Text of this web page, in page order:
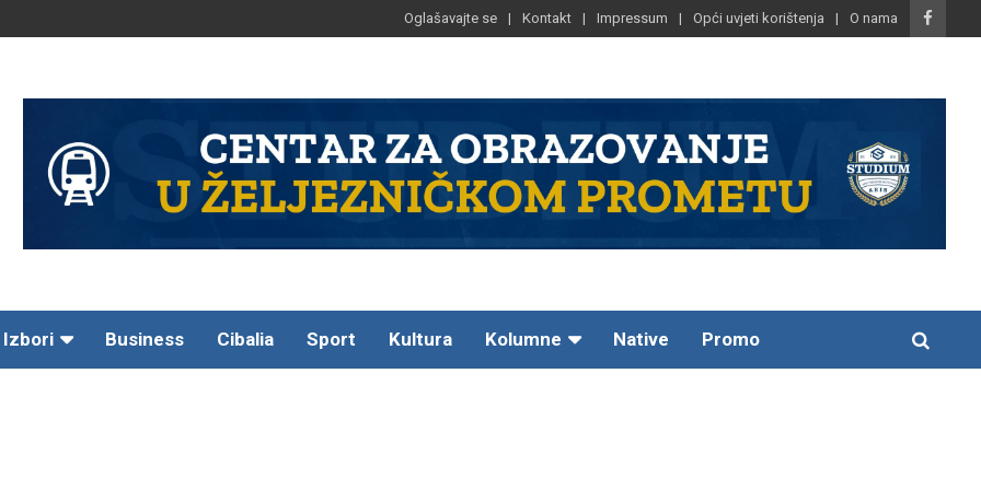
Oglašavajte se Kontakt Impressum Opći uvjeti korištenja O nama
Izbori Business Cibalia Sport Kultura Kolumne Native Promo